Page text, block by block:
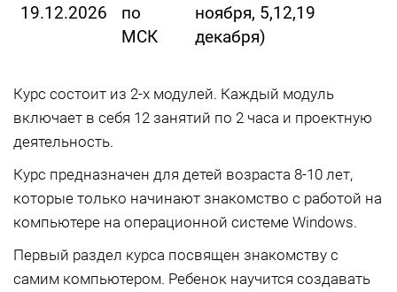
19.12.2026
по
МСК
ноября, 5,12,19
декабря)
Курс состоит из 2-х модулей. Каждый модуль
включает в себя 12 занятий по 2 часа и проектную
деятельность.
Курс предназначен для детей возраста 8-10 лет,
которые только начинают знакомство с работой на
компьютере на операционной системе Windows.
Первый раздел курса посвящен знакомству с
самим компьютером. Ребенок научится создавать